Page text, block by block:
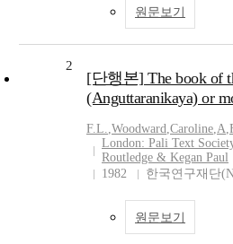
원문보기
2
[단행본] The book of
(Anguttaranikaya) or
F.L.,Woodward,Caroline,A,
London: Pali Text
Routledge & Kegan Paul
1982
한국연구재단
원문보기